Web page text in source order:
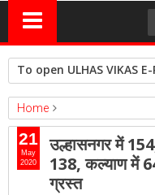
To open ULHAS
Home
ambernath
Featured
उल्हासनगर में 154, अंबरनाथ में
में 1422 कोरोना ग्रस्त
उल्हासनगर में
138, कल्याण में
ग्रस्त
21
May
2020